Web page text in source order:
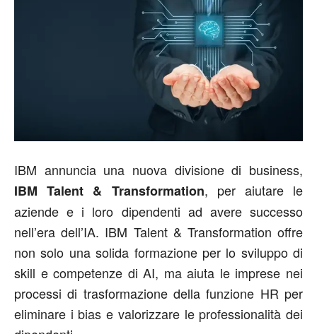
IBM annuncia una nuova divisione di business,
IBM Talent & Transformation, per aiutare le
aziende e i loro dipendenti ad avere successo
nell’era dell’IA. IBM Talent & Transformation offre
non solo una solida formazione per lo sviluppo di
skill e competenze di AI, ma aiuta le imprese nei
processi di trasformazione della funzione HR per
eliminare i bias e valorizzare le professionalità dei